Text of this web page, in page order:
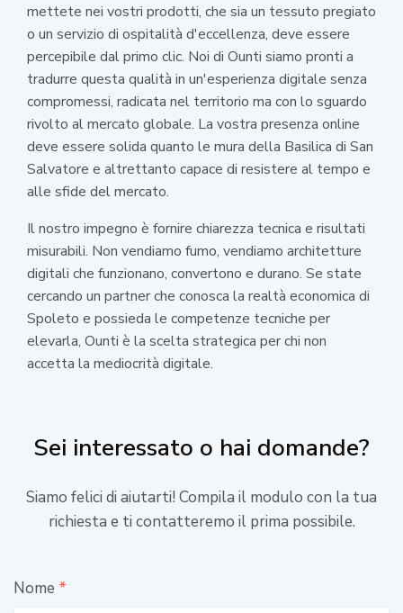
mettete nei vostri prodotti, che sia un tessuto pregiato
o un servizio di ospitalità d'eccellenza, deve essere
percepibile dal primo clic. Noi di Ounti siamo pronti a
tradurre questa qualità in un'esperienza digitale senza
compromessi, radicata nel territorio ma con lo sguardo
rivolto al mercato globale. La vostra presenza online
deve essere solida quanto le mura della Basilica di San
Salvatore e altrettanto capace di resistere al tempo e
alle sfide del mercato.
Il nostro impegno è fornire chiarezza tecnica e risultati
misurabili. Non vendiamo fumo, vendiamo architetture
digitali che funzionano, convertono e durano. Se state
cercando un partner che conosca la realtà economica di
Spoleto e possieda le competenze tecniche per
elevarla, Ounti è la scelta strategica per chi non
accetta la mediocrità digitale.
Sei interessato o hai domande?
Siamo felici di aiutarti! Compila il modulo con la tua
richiesta e ti contatteremo il prima possibile.
Nome *